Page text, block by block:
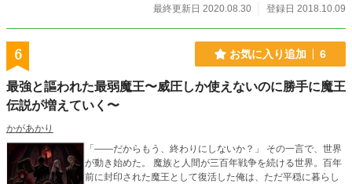
最終更新日 2020.08.30
登録日 2018.10.09
6 お気に入り追加 6
最強と謳われた最弱魔王〜威圧しか使えないのに勝手に魔王
伝説が増えていく〜
かがあかり
「——だからもう、終わりにしないか？」 その一言で、世界
が動き始めた。 魔族と人間が三百年戦争を続ける世界。百年
前に封印された魔王として復活した俺は、ただ平穏に暮らし